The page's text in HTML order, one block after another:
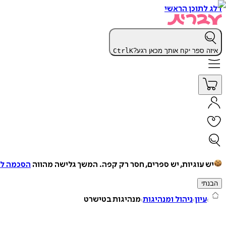
דלג לתוכן הראשי
איזה ספר יקח אותך מכאן רגע? CtrlK
יש עוגיות, יש ספרים, חסר רק קפה. המשך גלישה מהווה הסכמה
הבנתי
עיון ניהול ומנהיגות מנהיגות בטישרט